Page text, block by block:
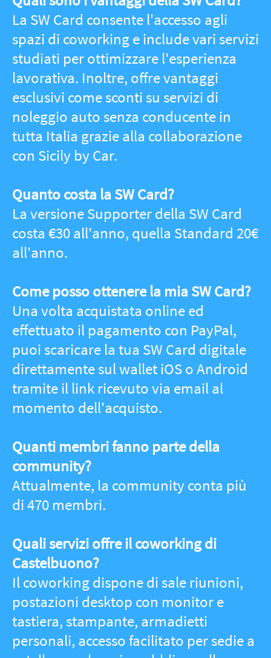
Come posso ottenere la mia SW Card?
Una volta acquistata online ed
effettuato il pagamento con PayPal,
puoi scaricare la tua SW Card digitale
direttamente sul wallet iOS o Android
tramite il link ricevuto via email al
momento dell'acquisto.
Quanti membri fanno parte della
community?
Attualmente, la community conta più
di 470 membri.
Quali servizi offre il coworking di
Castelbuono?
Il coworking dispone di sale riunioni,
postazioni desktop con monitor e
tastiera, stampante, armadietti
personali, accesso facilitato per sedie a
vicinanze, angolo caffè e bar.
Quali sono gli orari di apertura del
coworking?
Il coworking è aperto tutti i giorni, da
lunedì a domenica, dalle 9:00 alle
21:00. Per esigenze particolari, è
possibile contattare lo staff.
La connessione internet è disponibile?
WiFi veloce con fibra ottica (FTTH).
Posso prenotare una postazione?
Sì, con la SW Card puoi prenotare
facilmente una postazione tramite gli
strumenti di prenotazione dedicati.
È il mio primo giorno, cosa devo fare?
Il primo giorno non serve acquistare la
SW Card, basta registrarsi e connettersi
alla Wi-Fi per provare una giornata di
lavoro o studio nel nostro coworking.
Come posso supportare South
Puoi supportare South Working con